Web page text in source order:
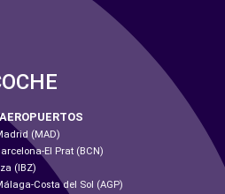
(MAD)
El Prat (BCN)
(IBZ)
Costa del Sol (AGP)